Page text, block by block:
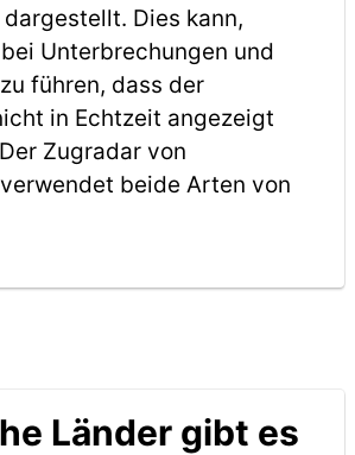
Dies kann,
Unterbrechungen und
führen, dass der
in Echtzeit angezeigt
Zugradar von
beide Arten von
Länder gibt es